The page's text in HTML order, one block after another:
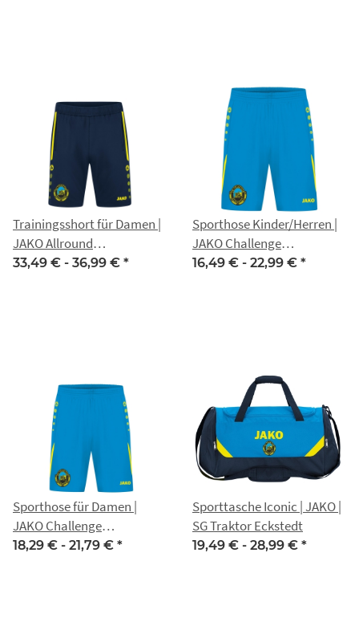
Trainingsshort für Damen |
JAKO Allround
marine/neongelb | SG
33,49 € - 36,99 € *
Sporthose Kinder/Herren |
JAKO Challenge
blau/neongelb | SG Traktor
16,49 € - 22,99 € *
Sporthose für Damen |
JAKO Challenge
blau/neongelb | SG Traktor
18,29 € - 21,79 € *
Sporttasche Iconic | JAKO |
SG Traktor Eckstedt
19,49 € - 28,99 € *